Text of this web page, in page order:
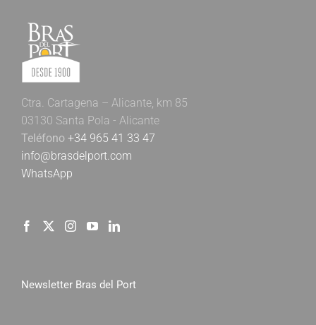
Ctra. Cartagena – Alicante, km 85
03130 Santa Pola - Alicante
Teléfono +34 965 41 33 47
info@brasdelport.com
WhatsApp
Newsletter Bras del Port